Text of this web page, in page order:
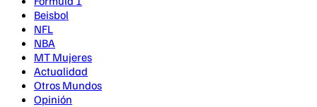
Beisbol
NFL
NBA
MT Mujeres
Actualidad
Otros Mundos
Opinión